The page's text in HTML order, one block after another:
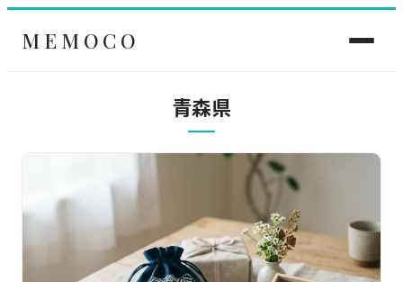
MEMOCO
青森県